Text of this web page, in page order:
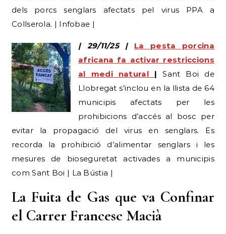
dels porcs senglars afectats pel virus PPA a
Collserola. | Infobae |
| 29/11/25 | La pesta porcina
africana fa activar restriccions
al medi natural |Sant Boi de
Llobregat s’inclou en la llista de 64
municipis afectats per les
prohibicions d’accés al bosc per
evitar la propagació del virus en senglars. Es
recorda la prohibició d’alimentar senglars i les
mesures de bioseguretat activades a municipis
com Sant Boi | La Bústia |
La Fuita de Gas que va Confinar
el Carrer Francesc Macià